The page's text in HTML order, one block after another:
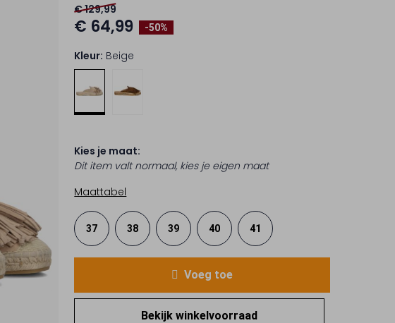
-50%
€ 129,99
€ 64,99
Kleur: Beige
Kies je maat:
Dit item valt normaal, kies je eigen maat
Maattabel
37 38 39 40 41
Voeg toe
Bekijk winkelvoorraad